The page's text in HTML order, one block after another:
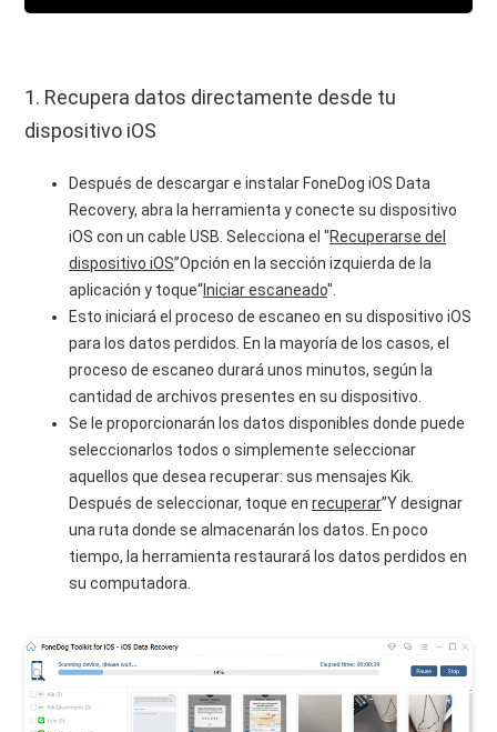
1. Recupera datos directamente desde tu
dispositivo iOS
Después de descargar e instalar FoneDog iOS Data
Recovery, abra la herramienta y conecte su dispositivo
iOS con un cable USB. Selecciona el "Recuperarse del
dispositivo iOS”Opción en la sección izquierda de la
aplicación y toque“Iniciar escaneado".
Esto iniciará el proceso de escaneo en su dispositivo iOS
para los datos perdidos. En la mayoría de los casos, el
proceso de escaneo durará unos minutos, según la
cantidad de archivos presentes en su dispositivo.
Se le proporcionarán los datos disponibles donde puede
seleccionarlos todos o simplemente seleccionar
aquellos que desea recuperar: sus mensajes Kik.
Después de seleccionar, toque enrecuperar”Y designar
una ruta donde se almacenarán los datos. En poco
tiempo, la herramienta restaurará los datos perdidos en
su computadora.